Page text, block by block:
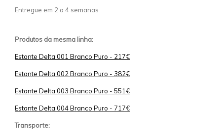
Entregue em 2 a 4 semanas
Produtos da mesma linha:
Estante Delta 001 Branco Puro - 217€
Estante Delta 002 Branco Puro - 382€
Estante Delta 003 Branco Puro - 551€
Estante Delta 004 Branco Puro - 717€
Transporte: